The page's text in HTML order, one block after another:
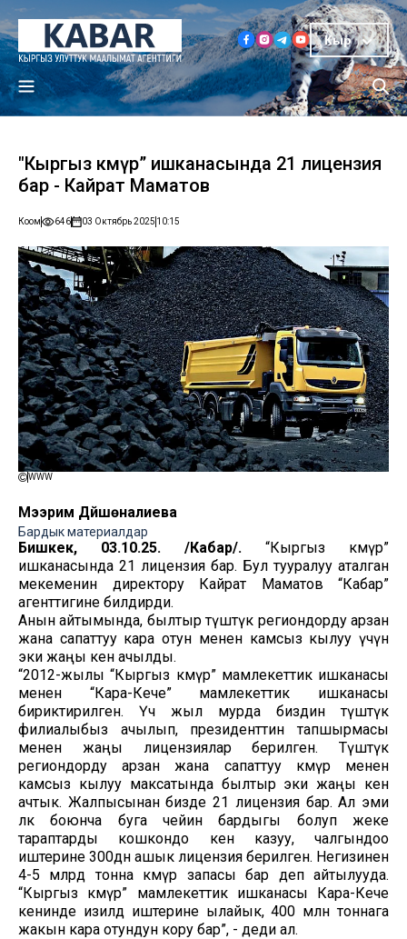
Кыр
"Кыргыз көмүр” ишканасында 21 лицензия
бар - Кайрат Маматов
Коом 646 03 Октябрь 2025 10:15
WWW
Мээрим Дүйшөналиева
Бардык материалдар
Бишкек, 03.10.25. /Кабар/. “Кыргыз көмүр”
ишканасында 21 лицензия бар. Бул тууралуу аталган
мекеменин директору Кайрат Маматов “Кабар”
агенттигине билдирди.
Анын айтымында, былтыр түштүк региондорду арзан
жана сапаттуу кара отун менен камсыз кылуу үчүн
эки жаңы кен ачылды.
“2012-жылы “Кыргыз көмүр” мамлекеттик ишканасы
менен “Кара-Кече” мамлекеттик ишканасы
бириктирилген. Үч жыл мурда биздин түштүк
филиалыбыз ачылып, президенттин тапшырмасы
менен жаңы лицензиялар берилген. Түштүк
региондорду арзан жана сапаттуу көмүр менен
камсыз кылуу максатында былтыр эки жаңы кен
ачтык. Жалпысынан бизде 21 лицензия бар. Ал эми
өлкө боюнча буга чейин бардыгы болуп жеке
тараптарды кошкондо кен казуу, чалгындоо
иштерине 300дөн ашык лицензия берилген. Негизинен
4-5 млрд тонна көмүр запасы бар деп айтылууда.
“Кыргыз көмүр” мамлекеттик ишканасы Кара-Кече
кенинде изилдөө иштерине ылайык, 400 млн тоннага
жакын кара отундун кору бар”, - деди ал.